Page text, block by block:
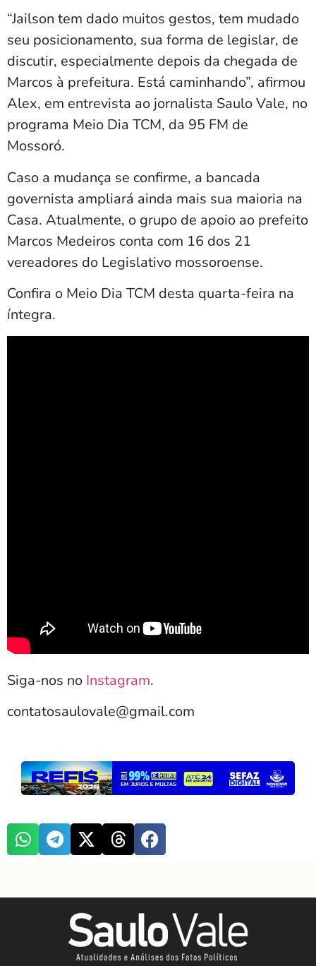
“Jailson tem dado muitos gestos, tem mudado
seu posicionamento, sua forma de legislar, de
discutir, especialmente depois da chegada de
Marcos à prefeitura. Está caminhando”, afirmou
Alex, em entrevista ao jornalista Saulo Vale, no
programa Meio Dia TCM, da 95 FM de
Mossoró.
Caso a mudança se confirme, a bancada
governista ampliará ainda mais sua maioria na
Casa. Atualmente, o grupo de apoio ao prefeito
Marcos Medeiros conta com 16 dos 21
vereadores do Legislativo mossoroense.
Confira o Meio Dia TCM desta quarta-feira na
íntegra.
Siga-nos no Instagram.
contatosaulovale@gmail.com